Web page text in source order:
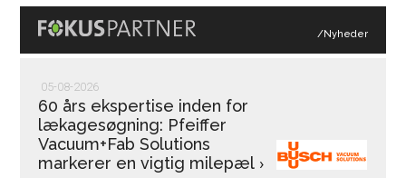
/Nyheder
05-08-2026
60 års ekspertise inden for
lækagesøgning: Pfeiffer
Vacuum+Fab Solutions
markerer en vigtig milepæl ›